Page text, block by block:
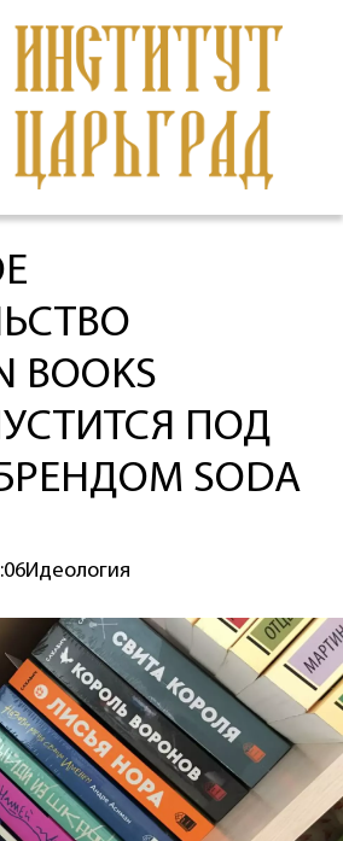
BOOKS
ПОД
SODA
Идеология